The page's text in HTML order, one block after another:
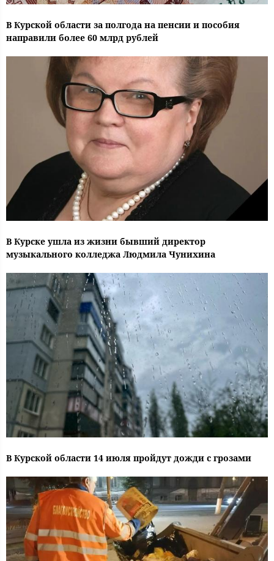
В Курской области за полгода на пенсии и пособия
направили более 60 млрд рублей
В Курске ушла из жизни бывший директор
музыкального колледжа Людмила Чунихина
В Курской области 14 июля пройдут дожди с грозами